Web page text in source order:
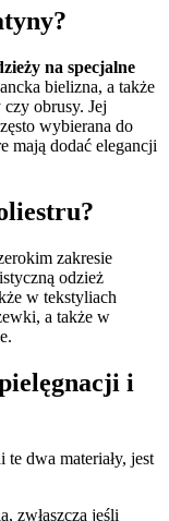
na specjalne
bielizna, a także
obrusy. Jej
wybierana do
mają dodać elegancji
zakresie
odzież
w tekstyliach
a także w
i
dwa materiały, jest
zwłaszcza jeśli